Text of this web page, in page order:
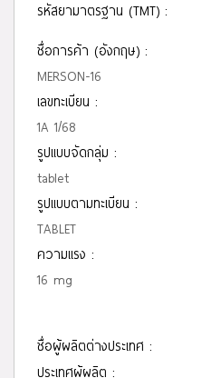
รหัสยามาตรฐาน (TMT) :
ชื่อการค้า (อังกฤษ) :
MERSON-16
เลขทะเบียน :
1A 1/68
รูปแบบจัดกลุ่ม :
tablet
รูปแบบตามทะเบียน :
TABLET
ความแรง :
16 mg
ชื่อผู้ผลิตต่างประเทศ :
ประเทศผู้ผลิต :